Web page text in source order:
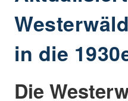
in die
Die